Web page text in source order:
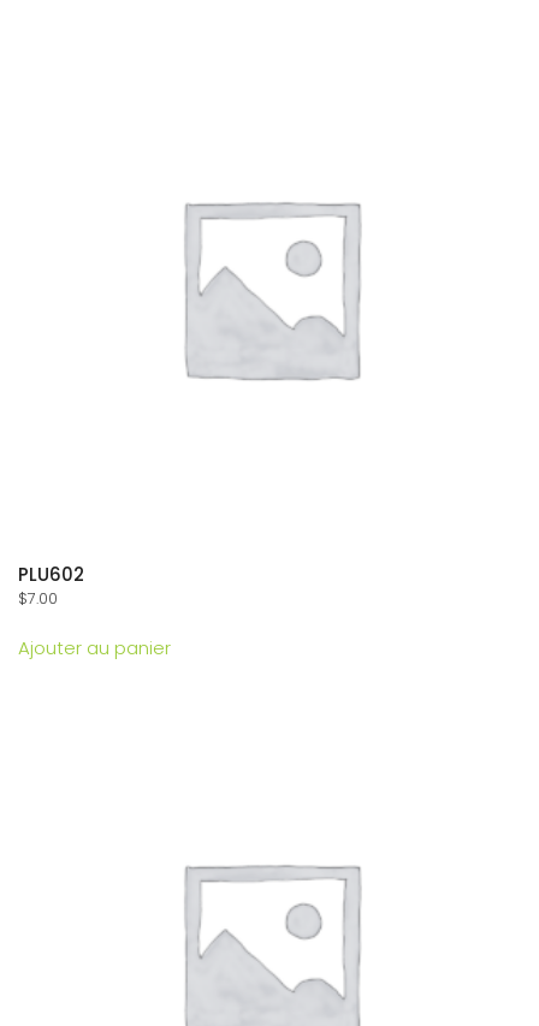
PLU602
$7.00
Ajouter au panier